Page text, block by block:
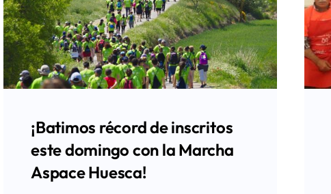
¡Batimos récord de inscritos
este domingo con la Marcha
Aspace Huesca!